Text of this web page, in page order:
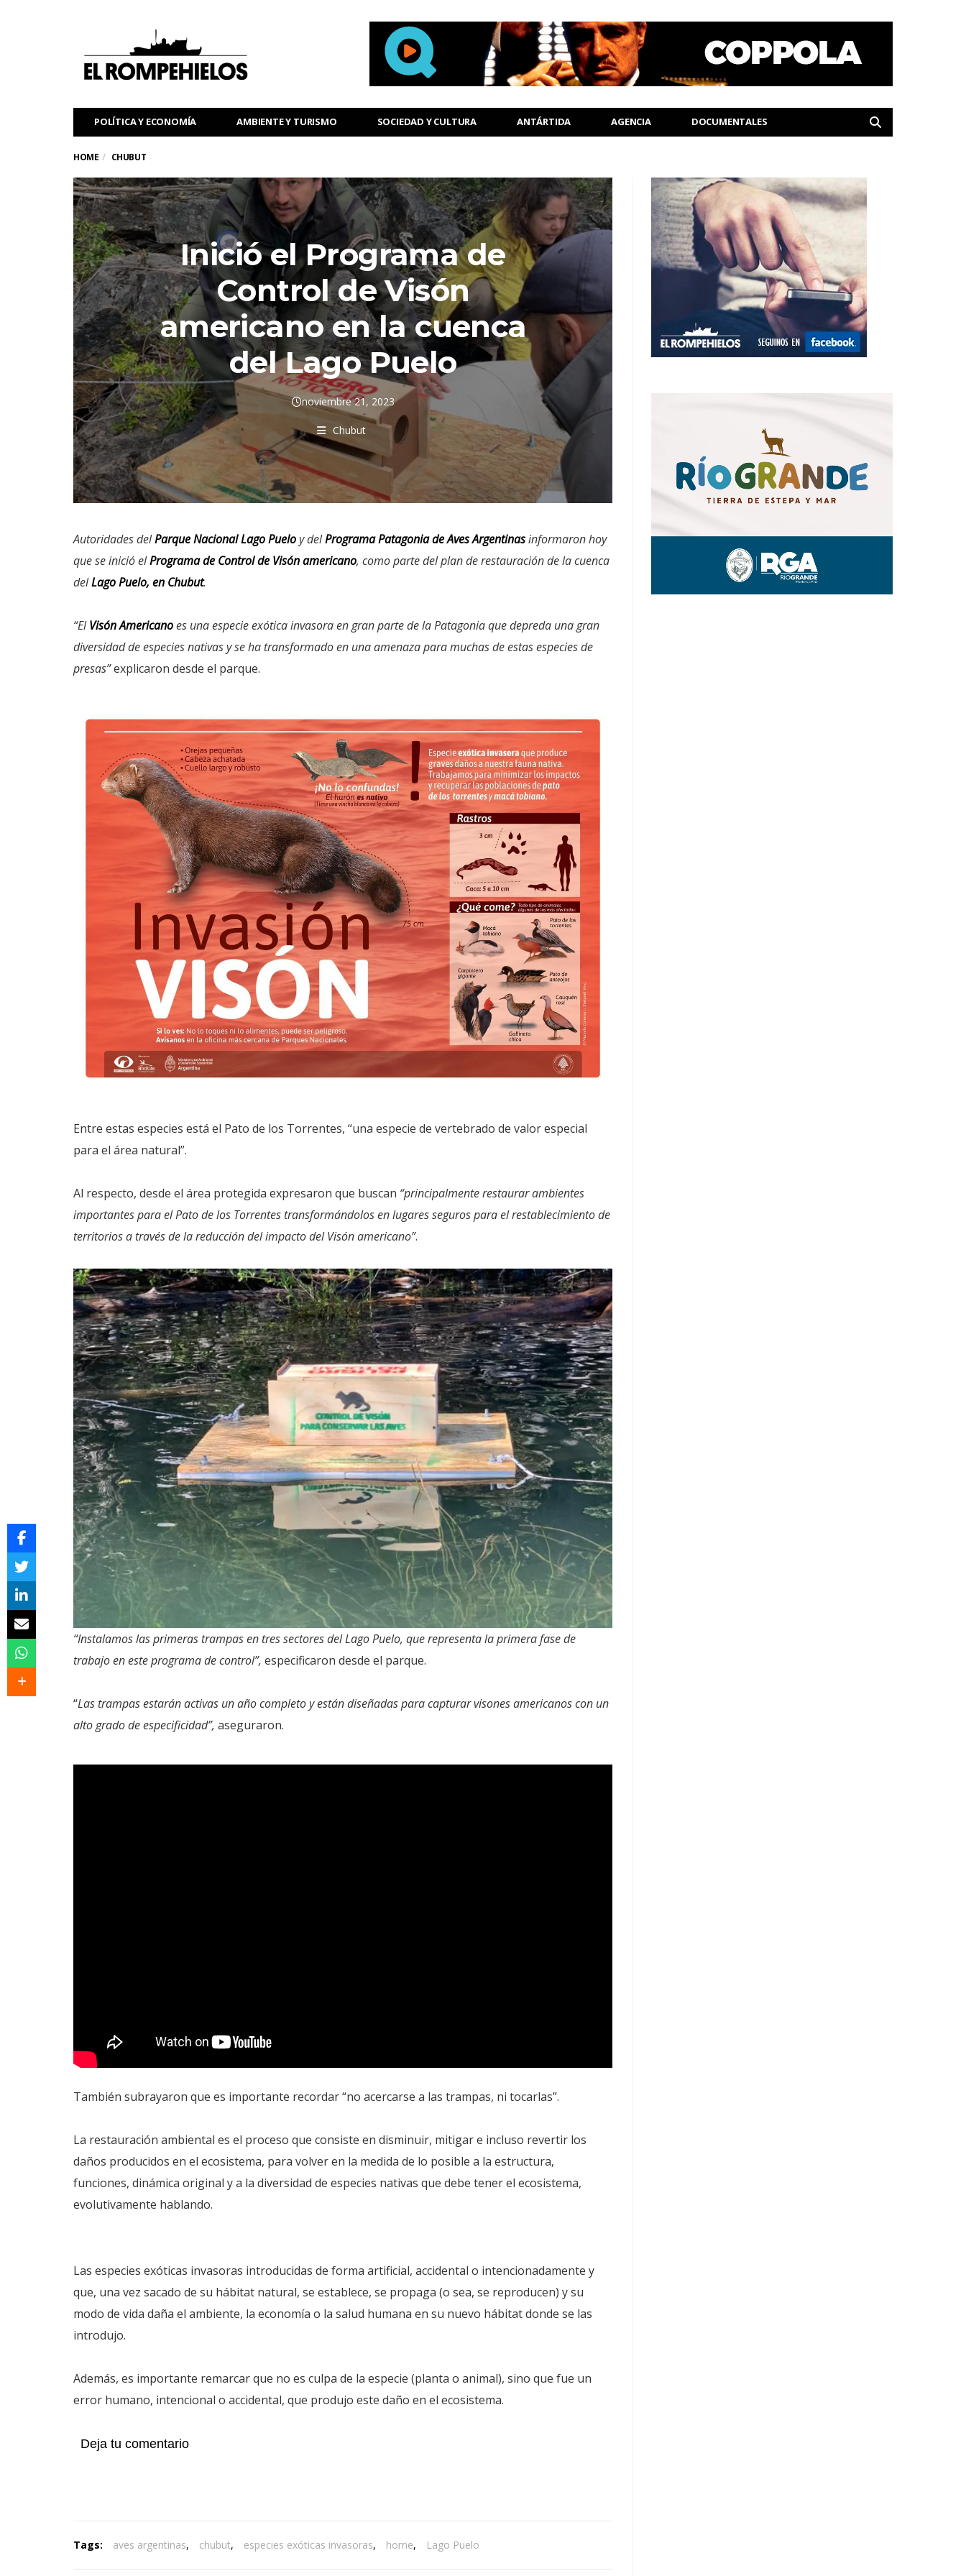
POLÍTICA Y ECONOMÍA AMBIENTE Y TURISMO SOCIEDAD Y CULTURA ANTÁRTIDA AGENCIA DOCUMENTALES
HOME CHUBUT
Inició el Programa de
Control de Visón
americano en la cuenca
del Lago Puelo
noviembre 21, 2023
Chubut
Autoridades delParque Nacional Lago Pueloy delPrograma Patagonia de Aves Argentinasinformaron hoy
que se inició elPrograma de Control de Visón americano, como parte del plan de restauración de la cuenca
delLago Puelo, en Chubut.
“ElVisón Americanoes una especie exótica invasora en gran parte de la Patagonia que depreda una gran
diversidad de especies nativas y se ha transformado en una amenaza para muchas de estas especies de
presas”explicaron desde el parque.
Entre estas especies está el Pato de los Torrentes, “una especie de vertebrado de valor especial
para el área natural”.
Al respecto, desde el área protegida expresaron que buscan “principalmente restaurar ambientes
importantes para el Pato de los Torrentes transformándolos en lugares seguros para el restablecimiento de
territorios a través de la reducción del impacto del Visón americano”.
“Instalamos las primeras trampas en tres sectores del Lago Puelo, que representa la primera fase de
trabajo en este programa de control”, especificaron desde el parque.
“Las trampas estarán activas un año completo y están diseñadas para capturar visones americanos con un
alto grado de especificidad”, aseguraron.
También subrayaron que es importante recordar “no acercarse a las trampas, ni tocarlas”.
La restauración ambiental es el proceso que consiste en disminuir, mitigar e incluso revertir los
daños producidos en el ecosistema, para volver en la medida de lo posible a la estructura,
funciones, dinámica original y a la diversidad de especies nativas que debe tener el ecosistema,
evolutivamente hablando.
Las especies exóticas invasoras introducidas de forma artificial, accidental o intencionadamente y
que, una vez sacado de su hábitat natural, se establece, se propaga (o sea, se reproducen) y su
modo de vida daña el ambiente, la economía o la salud humana en su nuevo hábitat donde se las
introdujo.
Además, es importante remarcar que no es culpa de la especie (planta o animal), sino que fue un
error humano, intencional o accidental, que produjo este daño en el ecosistema.
Deja tu comentario
Tags: aves argentinas, chubut, especies exóticas invasoras, home, Lago Puelo